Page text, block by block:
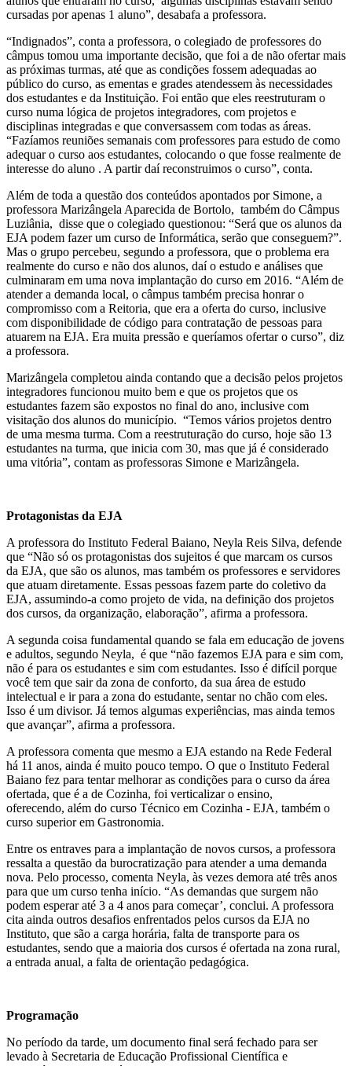
cursadas por apenas 1 aluno”, desabafa a professora.
“Indignados”, conta a professora, o colegiado de professores do
câmpus tomou uma importante decisão, que foi a de não ofertar mais
as próximas turmas, até que as condições fossem adequadas ao
público do curso, as ementas e grades atendessem às necessidades
dos estudantes e da Instituição. Foi então que eles reestruturam o
curso numa lógica de projetos integradores, com projetos e
disciplinas integradas e que conversassem com todas as áreas.
“Fazíamos reuniões semanais com professores para estudo de como
adequar o curso aos estudantes, colocando o que fosse realmente de
interesse do aluno . A partir daí reconstruimos o curso”, conta.
Além de toda a questão dos conteúdos apontados por Simone, a
professora Marizângela Aparecida de Bortolo, também do Câmpus
Luziânia, disse que o colegiado questionou: “Será que os alunos da
EJA podem fazer um curso de Informática, serão que conseguem?”.
Mas o grupo percebeu, segundo a professora, que o problema era
realmente do curso e não dos alunos, daí o estudo e análises que
culminaram em uma nova implantação do curso em 2016. “Além de
atender a demanda local, o câmpus também precisa honrar o
compromisso com a Reitoria, que era a oferta do curso, inclusive
com disponibilidade de código para contratação de pessoas para
atuarem na EJA. Era muita pressão e queríamos ofertar o curso”, diz
a professora.
Marizângela completou ainda contando que a decisão pelos projetos
integradores funcionou muito bem e que os projetos que os
estudantes fazem são expostos no final do ano, inclusive com
visitação dos alunos do município. “Temos vários projetos dentro
de uma mesma turma. Com a reestruturação do curso, hoje são 13
estudantes na turma, que inicia com 30, mas que já é considerado
uma vitória”, contam as professoras Simone e Marizângela.
Protagonistas da EJA
A professora do Instituto Federal Baiano, Neyla Reis Silva, defende
que “Não só os protagonistas dos sujeitos é que marcam os cursos
da EJA, que são os alunos, mas também os professores e servidores
que atuam diretamente. Essas pessoas fazem parte do coletivo da
EJA, assumindo-a como projeto de vida, na definição dos projetos
dos cursos, da organização, elaboração”, afirma a professora.
A segunda coisa fundamental quando se fala em educação de jovens
e adultos, segundo Neyla, é que “não fazemos EJA para e sim com,
não é para os estudantes e sim com estudantes. Isso é difícil porque
você tem que sair da zona de conforto, da sua área de estudo
intelectual e ir para a zona do estudante, sentar no chão com eles.
Isso é um divisor. Já temos algumas experiências, mas ainda temos
que avançar”, afirma a professora.
A professora comenta que mesmo a EJA estando na Rede Federal
há 11 anos, ainda é muito pouco tempo. O que o Instituto Federal
Baiano fez para tentar melhorar as condições para o curso da área
ofertada, que é a de Cozinha, foi verticalizar o ensino,
oferecendo, além do curso Técnico em Cozinha - EJA, também o
curso superior em Gastronomia.
Entre os entraves para a implantação de novos cursos, a professora
ressalta a questão da burocratização para atender a uma demanda
nova. Pelo processo, comenta Neyla, às vezes demora até três anos
para que um curso tenha início. “As demandas que surgem não
podem esperar até 3 a 4 anos para começar’, conclui. A professora
cita ainda outros desafios enfrentados pelos cursos da EJA no
Instituto, que são a carga horária, falta de transporte para os
estudantes, sendo que a maioria dos cursos é ofertada na zona rural,
a entrada anual, a falta de orientação pedagógica.
Programação
No período da tarde, um documento final será fechado para ser
levado à Secretaria de Educação Profissional Científica e